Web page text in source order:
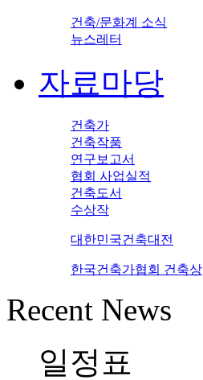
건축/문화계 소식
뉴스레터
자료마당
건축가
건축작품
연구보고서
협회 사업실적
건축도서
수상작
대한민국건축대전
한국건축가협회 건축상
Recent News
일정표